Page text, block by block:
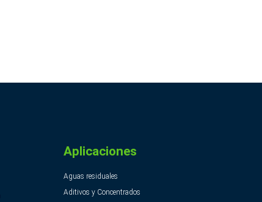
Aplicaciones
Aguas residuales
Aditivos y Concentrados